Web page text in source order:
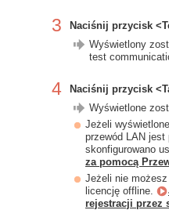
3
Naciśnij przycisk
Wyświetlony
test
4
Naciśnij przycisk
Wyświetlone
Jeżeli
przewód LAN jest
skonfigurowano
za pomocą
Jeżeli nie
licencję offline.
rejestracji przez